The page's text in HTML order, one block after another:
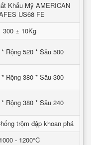
Khẩu Mỹ AMERICAN
US68 FE
300 ± 10Kg
Rộng 520 * Sâu 500
Rộng 380 * Sâu 300
Rộng 380 * Sâu 240
trộm đập khoan phá
1000 - 1200°C